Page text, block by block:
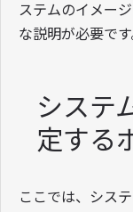
ステムのイメー
な説明が必要です
システ
定する
ここでは、シス